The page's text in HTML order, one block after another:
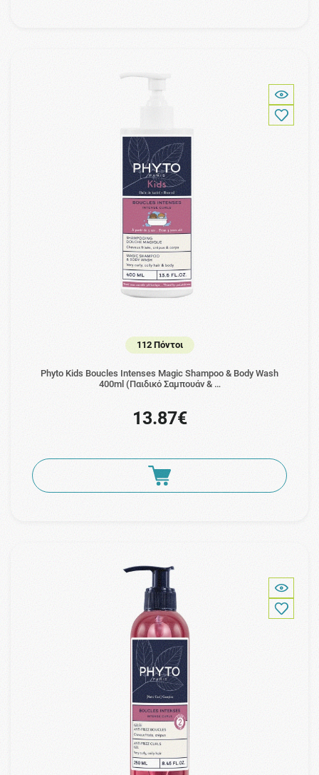
112 Πόντοι
Phyto Kids Boucles Intenses Magic Shampoo & Body Wash
400ml (Παιδικό Σαμπουάν & …
13.87€